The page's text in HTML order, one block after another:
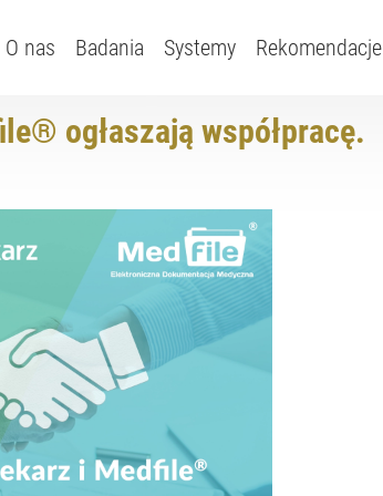
O nas Badania Systemy Rekomendacje
ogłaszają współpracę.